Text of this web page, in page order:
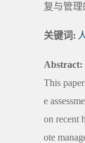
复与管理
关键词:
Abstract:
This
e
on recent
ote